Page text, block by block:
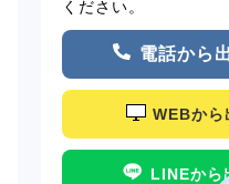
ください。
電話から
WEBから
LINEから